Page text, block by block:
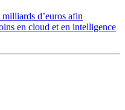
d’euros afin
en cloud et en intelligence